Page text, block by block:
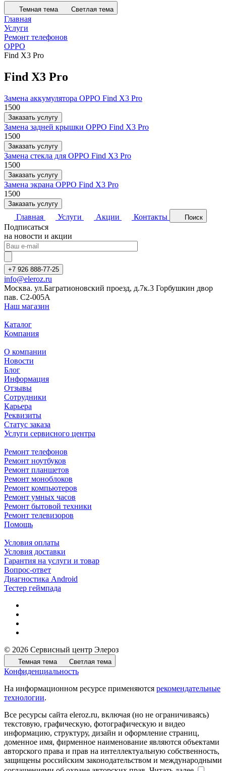
Темная тема Светлая тема
Главная
Услуги
Ремонт телефонов
OPPO
Find X3 Pro
Find X3 Pro
Замена аккумулятора OPPO Find X3 Pro
1500
Заказать услугу
Замена задней крышки OPPO Find X3 Pro
1500
Заказать услугу
Замена стекла для OPPO Find X3 Pro
1500
Заказать услугу
Замена экрана OPPO Find X3 Pro
1500
Заказать услугу
Главная Услуги Акции Контакты Поиск
Подписаться
на новости и акции
+7 926 888-77-25
info@eleroz.ru
Москва. ул.Багратионовский проезд, д.7к.3 Горбушкин двор
пав. C2-005A
Наш магазин
Каталог
Компания
О компании
Новости
Блог
Информация
Отзывы
Сотрудники
Карьера
Реквизиты
Статус заказа
Услуги сервисного центра
Ремонт телефонов
Ремонт ноутбуков
Ремонт планшетов
Ремонт моноблоков
Ремонт компьютеров
Ремонт умных часов
Ремонт бытовой техники
Ремонт телевизоров
Помощь
Условия оплаты
Условия доставки
Гарантия на услуги и товар
Вопрос-ответ
Диагностика Android
Тестер геймпада
© 2026 Сервисный центр Элероз
Темная тема Светлая тема
Конфиденциальность
На информационном ресурсе применяются рекомендательные
технологии.
Все ресурсы сайта eleroz.ru, включая (но не ограничиваясь)
текстовую, графическую, фотографическую и видео
информацию, структуру, дизайн и оформление страниц,
доменное имя, фирменное наименование являются объектами
авторского права и прав на интеллектуальную собственность,
защищены российским законодательством и международными